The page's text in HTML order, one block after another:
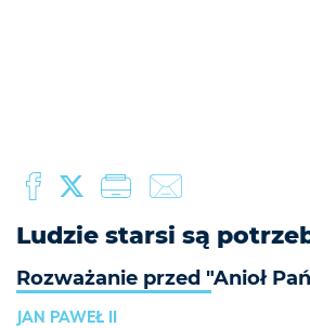
Ludzie starsi są
Rozważanie przed "Anioł
JAN PAWEŁ II